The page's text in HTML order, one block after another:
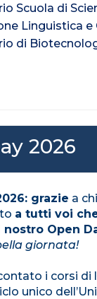
Scuola di
Linguistica e
di
2026
grazie a
a tutti voi
Open
giornata!
i corsi di
unico